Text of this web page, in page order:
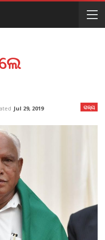
ରାଜ୍ୟ
Jul 29, 2019